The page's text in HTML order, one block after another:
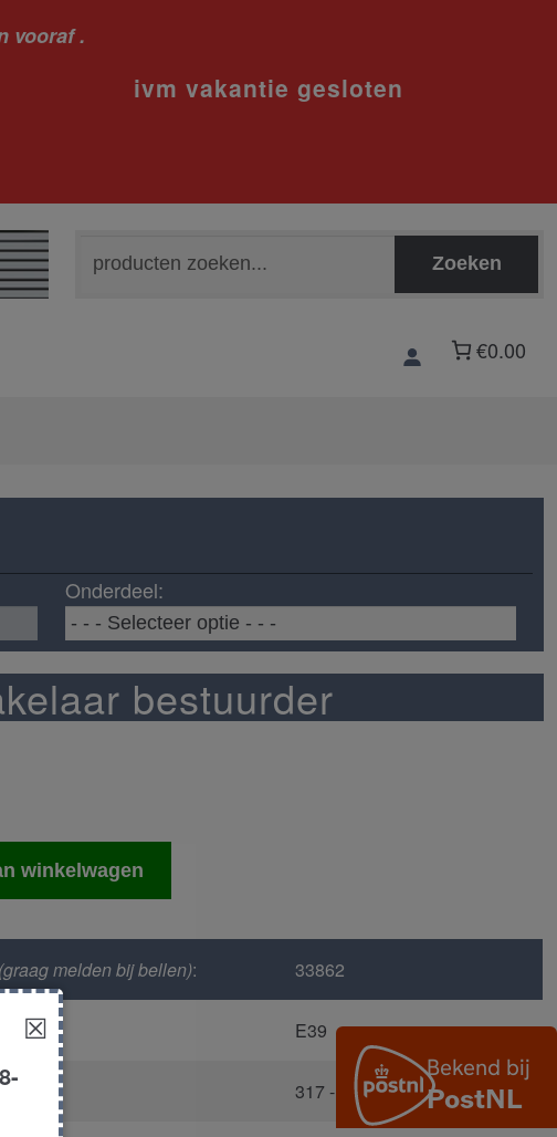
vooraf .
naar:
Zoeken
€0.00
Onderdeel:
bestuurder
winkelwagen
(graag melden bij bellen): 33862
E39
317 - Orientblau Metallic
☒